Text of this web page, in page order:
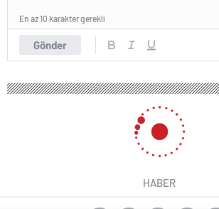
Gönder
En az 10 karakter gerekli
HABER